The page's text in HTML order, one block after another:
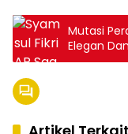
Mutasi
Elegan